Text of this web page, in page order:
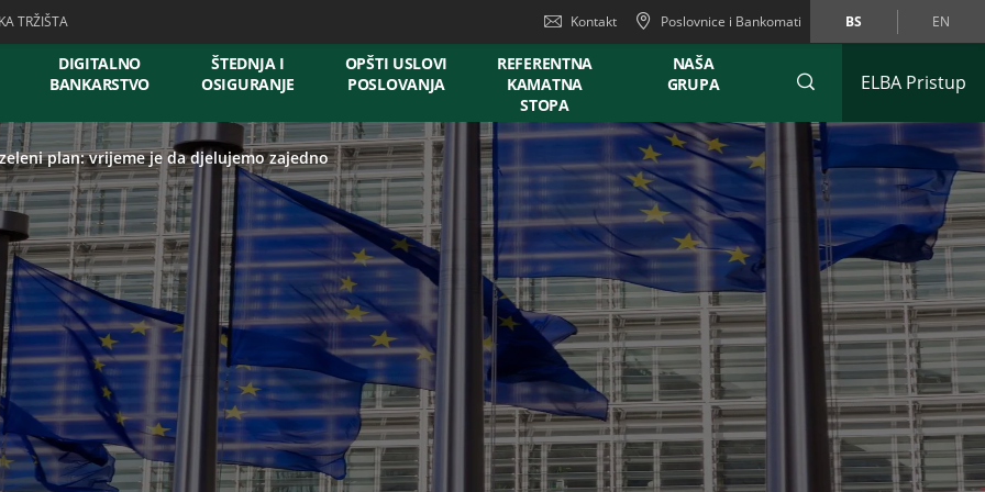
TRŽIŠTA Kontakt Poslovnice i Bankomati BS EN
DIGITALNO
BANKARSTVO
ŠTEDNJA I
OSIGURANJE
OPŠTI USLOVI
POSLOVANJA
REFERENTNA
KAMATNA
STOPA
NAŠA
GRUPA
ELBA Pristup
plan: vrijeme je da djelujemo zajedno